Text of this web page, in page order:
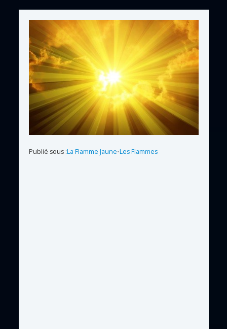
Publié sous :La Flamme Jaune•Les Flammes